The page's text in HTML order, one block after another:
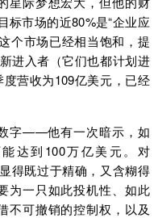
标市场的近80%是“企业应
个市场已经相当饱和，提
进入者（它们也都计划进
营收为109亿美元，已经
字——他有一次暗示，如
达到100万亿美元。对
得既过于精确，又含糊得
为一只如此投机性、如此
不可撤销的控制权，以及